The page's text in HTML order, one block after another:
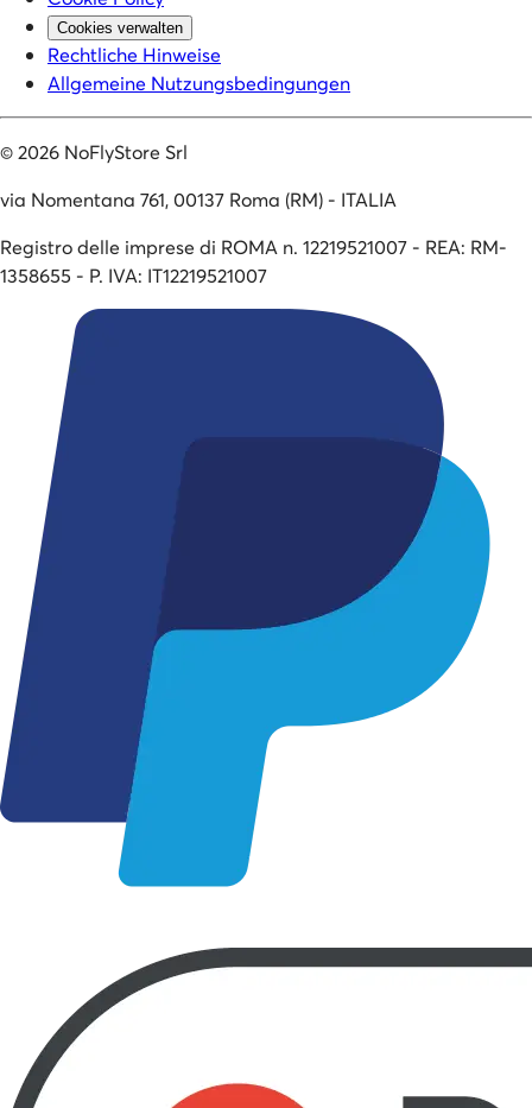
Cookies verwalten
Rechtliche Hinweise
Allgemeine Nutzungsbedingungen
©2026 NoFlyStore Srl
via Nomentana 761, 00137 Roma (RM) - ITALIA
Registro delle imprese di ROMA n. 12219521007 - REA: RM-
1358655 - P. IVA: IT12219521007